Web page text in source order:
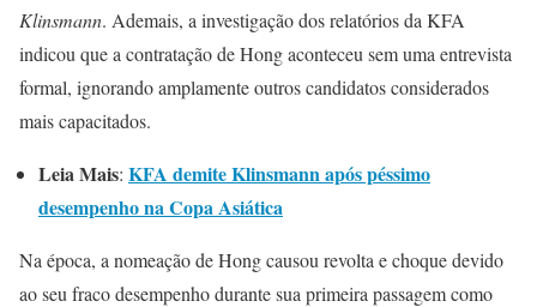
Klinsmann. Ademais, a investigação dos relatórios da KFA
indicou que a contratação de Hong aconteceu sem uma entrevista
formal, ignorando amplamente outros candidatos considerados
mais capacitados.
Leia Mais: KFA demite Klinsmann após péssimo
desempenho na Copa Asiática
Na época, a nomeação de Hong causou revolta e choque devido
ao seu fraco desempenho durante sua primeira passagem como